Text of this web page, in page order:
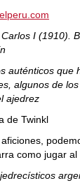
I (1910).
auténticos que
algunos de
ajedrez
de Twinkl
como jugar al